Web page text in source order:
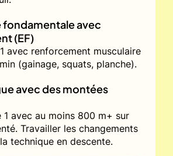
fondamentale avec
(EF)
avec renforcement musculaire
(gainage, squats, planche).
avec des montées
1 avec au moins 800 m+ sur
Travailler les changements
technique en descente.